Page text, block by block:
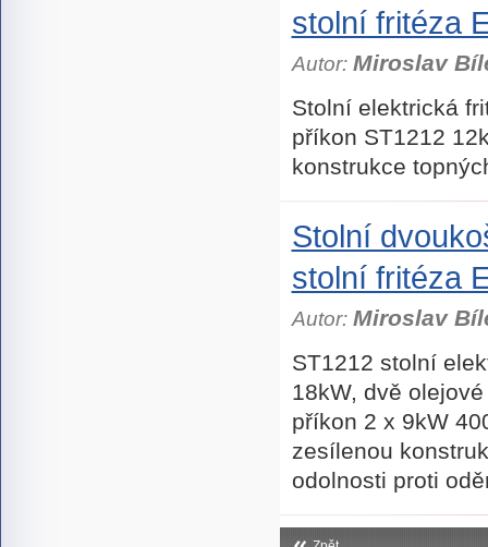
stolní fritéza
Autor: Miroslav
Stolní elektrická
příkon ST1212
konstrukce
Stolní
stolní fritéza
Autor: Miroslav
ST1212 stolní
18kW, dvě
příkon 2 x 9kW
zesílenou
odolnosti proti